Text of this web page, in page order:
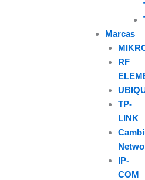
Marcas
RF
TP-
LINK
IP-
COM